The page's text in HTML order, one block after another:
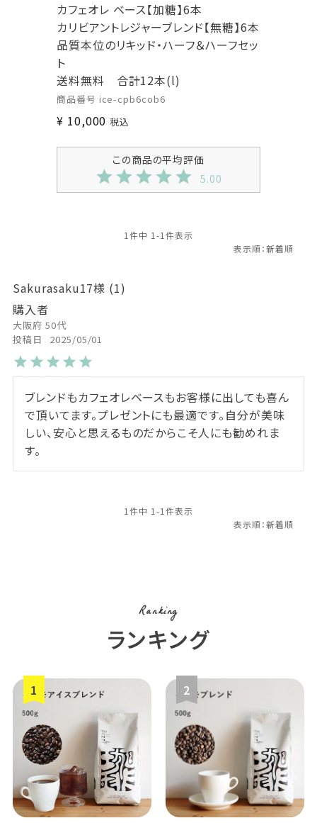
カフェオレ ベース【加糖】6本
カリビアントレジャーブレンド【無糖】6本
品質本位のリキッド・ハーフ＆ハーフセッ
ト
送料無料 合計12本(l)
商品番号 ice-cpb6cob6
¥ 10,000 税込
5.00
1件中 1 -1 件表示
Sakurasaku17
1
購入者
大阪府 50代
投稿日
2025/05/01
ブレンドもカフェオレベースもお客様に出しても喜ん
で頂いてます。プレゼントにも最適です。自分が美味
しい、安心と思えるものだからこそ人にも勧めれま
す。
1件中 1 -1 件表示
Ranking
ランキング